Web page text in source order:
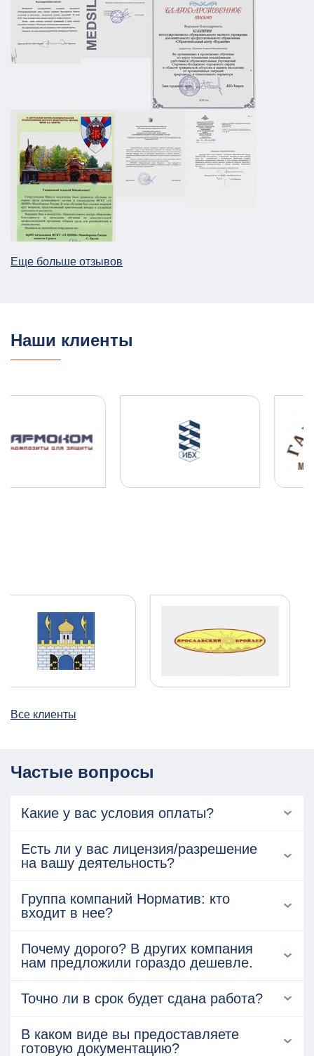
01.03.2026 ПОДРОБНЕЕ
ПЛДЧС для ООО "НС-Ойл"
ПОДРОБНЕЕ
Паспорт безопасности для предприятия
НПП в г. Москва
АТЗ Паспорт АТЗ
Постановление Правительства №258
26.12.2025
ПДЛЧС
ПОДРОБНЕЕ
Еще больше отзывов
Наши клиенты
Все клиенты
Частые вопросы
Какие у вас условия оплаты?
Есть ли у вас лицензия/разрешение
на вашу деятельность?
Группа компаний Норматив: кто
входит в нее?
Почему дорого? В других компания
нам предложили гораздо дешевле.
Точно ли в срок будет сдана работа?
В каком виде вы предоставляете
готовую документацию?